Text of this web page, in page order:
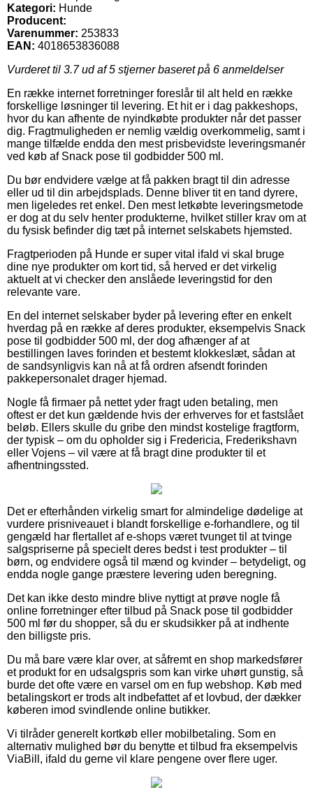
Kategori: Hunde
Producent:
Varenummer: 253833
EAN: 4018653836088
Vurderet til 3.7ud af 5 stjerner baseret på 6 anmeldelser
En række internet forretninger foreslår til alt held en række
forskellige løsninger til levering. Et hit er i dag pakkeshops,
hvor du kan afhente de nyindkøbte produkter når det passer
dig. Fragtmuligheden er nemlig vældig overkommelig, samt i
mange tilfælde endda den mest prisbevidste leveringsmanér
ved køb af Snack pose til godbidder 500 ml.
Du bør endvidere vælge at få pakken bragt til din adresse
eller ud til din arbejdsplads. Denne bliver tit en tand dyrere,
men ligeledes ret enkel. Den mest letkøbte leveringsmetode
er dog at du selv henter produkterne, hvilket stiller krav om at
du fysisk befinder dig tæt på internet selskabets hjemsted.
Fragtperioden på Hunde er super vital ifald vi skal bruge
dine nye produkter om kort tid, så herved er det virkelig
aktuelt at vi checker den anslåede leveringstid for den
relevante vare.
En del internet selskaber byder på levering efter en enkelt
hverdag på en række af deres produkter, eksempelvis Snack
pose til godbidder 500 ml, der dog afhænger af at
bestillingen laves forinden et bestemt klokkeslæt, sådan at
de sandsynligvis kan nå at få ordren afsendt forinden
pakkepersonalet drager hjemad.
Nogle få firmaer på nettet yder fragt uden betaling, men
oftest er det kun gældende hvis der erhverves for et fastslået
beløb. Ellers skulle du gribe den mindst kostelige fragtform,
der typisk – om du opholder sig i Fredericia, Frederikshavn
eller Vojens – vil være at få bragt dine produkter til et
afhentningssted.
Det er efterhånden virkelig smart for almindelige dødelige at
vurdere prisniveauet i blandt forskellige e-forhandlere, og til
gengæld har flertallet af e-shops været tvunget til at tvinge
salgspriserne på specielt deres bedst i test produkter – til
børn, og endvidere også til mænd og kvinder – betydeligt, og
endda nogle gange præstere levering uden beregning.
Det kan ikke desto mindre blive nyttigt at prøve nogle få
online forretninger efter tilbud på Snack pose til godbidder
500 ml før du shopper, så du er skudsikker på at indhente
den billigste pris.
Du må bare være klar over, at såfremt en shop markedsfører
et produkt for en udsalgspris som kan virke uhørt gunstig, så
burde det ofte være en varsel om en fup webshop. Køb med
betalingskort er trods alt indbefattet af et lovbud, der dækker
køberen imod svindlende online butikker.
Vi tilråder generelt kortkøb eller mobilbetaling. Som en
alternativ mulighed bør du benytte et tilbud fra eksempelvis
ViaBill, ifald du gerne vil klare pengene over flere uger.